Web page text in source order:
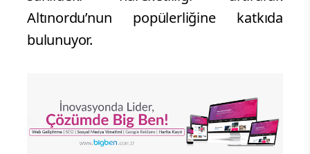
Altınordu’nun popülerliğine katkıda
bulunuyor.